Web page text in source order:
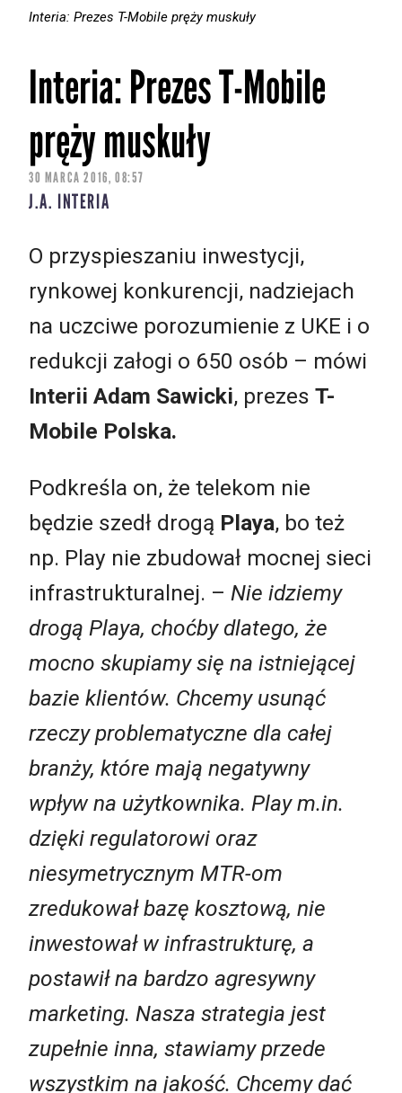
Interia: Prezes T-Mobile pręży muskuły
Interia: Prezes T-Mobile
pręży muskuły
30 MARCA 2016, 08:57
J.A. INTERIA
O przyspieszaniu inwestycji,
rynkowej konkurencji, nadziejach
na uczciwe porozumienie z UKE i o
redukcji załogi o 650 osób – mówi
Interii Adam Sawicki, prezes T-
Mobile Polska.
Podkreśla on, że telekom nie
będzie szedł drogą Playa, bo też
np. Play nie zbudował mocnej sieci
infrastrukturalnej. – Nie idziemy
drogą Playa, choćby dlatego, że
mocno skupiamy się na istniejącej
bazie klientów. Chcemy usunąć
rzeczy problematyczne dla całej
branży, które mają negatywny
wpływ na użytkownika. Play m.in.
dzięki regulatorowi oraz
niesymetrycznym MTR-om
zredukował bazę kosztową, nie
inwestował w infrastrukturę, a
postawił na bardzo agresywny
marketing. Nasza strategia jest
zupełnie inna, stawiamy przede
wszystkim na jakość. Chcemy dać